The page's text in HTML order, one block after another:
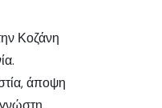
Κοζάνη
άποψη